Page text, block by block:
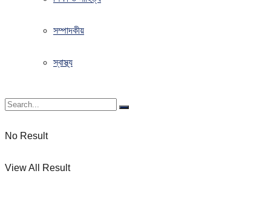
সম্পাদকীয়
স্বাস্থ্য
No Result
View All Result